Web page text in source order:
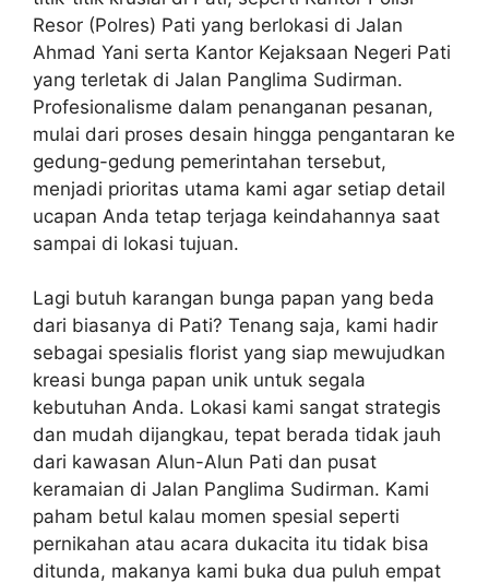
Resor (Polres) Pati yang berlokasi di Jalan
Ahmad Yani serta Kantor Kejaksaan Negeri Pati
yang terletak di Jalan Panglima Sudirman.
Profesionalisme dalam penanganan pesanan,
mulai dari proses desain hingga pengantaran ke
gedung-gedung pemerintahan tersebut,
menjadi prioritas utama kami agar setiap detail
ucapan Anda tetap terjaga keindahannya saat
sampai di lokasi tujuan.
Lagi butuh karangan bunga papan yang beda
dari biasanya di Pati? Tenang saja, kami hadir
sebagai spesialis florist yang siap mewujudkan
kreasi bunga papan unik untuk segala
kebutuhan Anda. Lokasi kami sangat strategis
dan mudah dijangkau, tepat berada tidak jauh
dari kawasan Alun-Alun Pati dan pusat
keramaian di Jalan Panglima Sudirman. Kami
paham betul kalau momen spesial seperti
pernikahan atau acara dukacita itu tidak bisa
ditunda, makanya kami buka dua puluh empat